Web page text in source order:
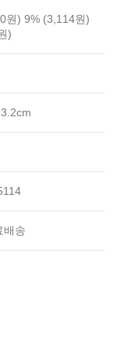
원) 9% (3,114원)
)
배송